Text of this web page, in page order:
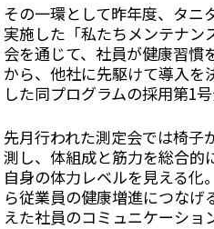
その一環として昨年度、タニ
実施した「私たちメンテナン
会を通じて、社員が健康習慣
から、他社に先駆けて導入を
した同プログラムの採用第1号
先月行われた測定会では椅子
測し、体組成と筋力を総合的
自身の体力レベルを見える
ら従業員の健康増進につな
えた社員のコミュニケーショ